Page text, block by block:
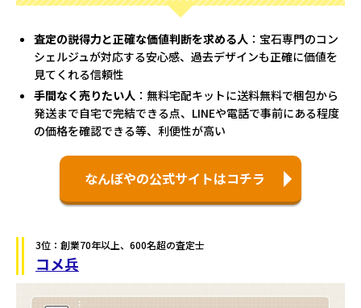
査定の説得力と正確な価値判断を求める人 ：宝石専門のコン
シェルジュが対応する安心感、過去デザインも正確に価値を
見てくれる信頼性
手間なく売りたい人 ：無料宅配キットに送料無料で梱包から
発送まで自宅で完結できる点、LINEや電話で事前にある程度
の価格を確認できる等、利便性が高い
なんぼやの公式サイトはコチラ
3位：創業70年以上、600名超の査定士
コメ兵